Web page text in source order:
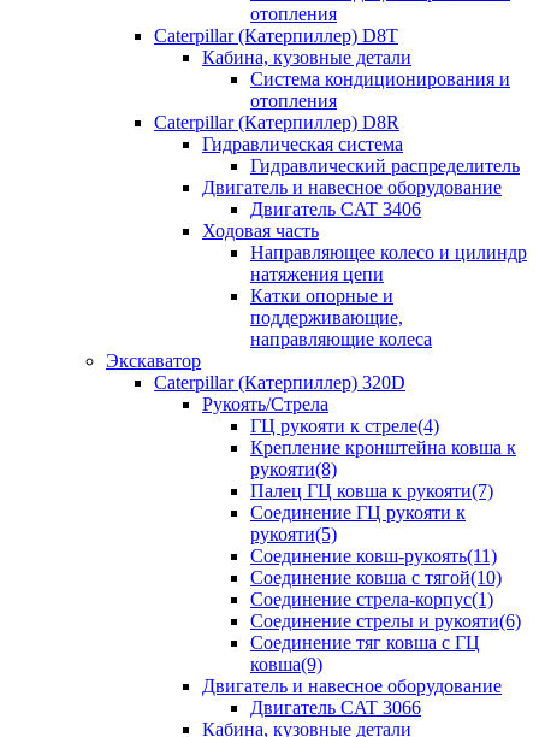
отопления
Caterpillar (Катерпиллер) D8T
Кабина, кузовные детали
Система кондиционирования и
отопления
Caterpillar (Катерпиллер) D8R
Гидравлическая система
Гидравлический распределитель
Двигатель и навесное оборудование
Двигатель CAT 3406
Ходовая часть
Направляющее колесо и цилиндр
натяжения цепи
Катки опорные и
поддерживающие,
направляющие колеса
Экскаватор
Caterpillar (Катерпиллер) 320D
Рукоять/Стрела
ГЦ рукояти к стреле(4)
Крепление кронштейна ковша к
рукояти(8)
Палец ГЦ ковша к рукояти(7)
Соединение ГЦ рукояти к
рукояти(5)
Соединение ковш-рукоять(11)
Соединение ковша с тягой(10)
Соединение стрела-корпус(1)
Соединение стрелы и рукояти(6)
Соединение тяг ковша с ГЦ
ковша(9)
Двигатель и навесное оборудование
Двигатель CAT 3066
Кабина, кузовные детали